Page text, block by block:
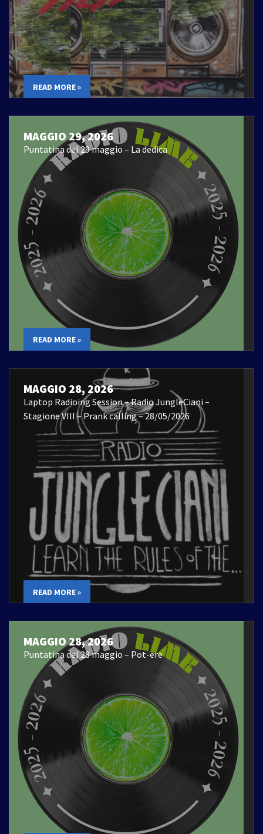
READ MORE »
MAGGIO 29, 2026
Puntatina del 29 maggio – La dedica
READ MORE »
MAGGIO 28, 2026
Laptop Radioing Session – Radio JungleCiani –
Stagione VIII – Prank calling – 28/05/2026
READ MORE »
MAGGIO 28, 2026
Puntatina del 28 maggio – Pot-ere